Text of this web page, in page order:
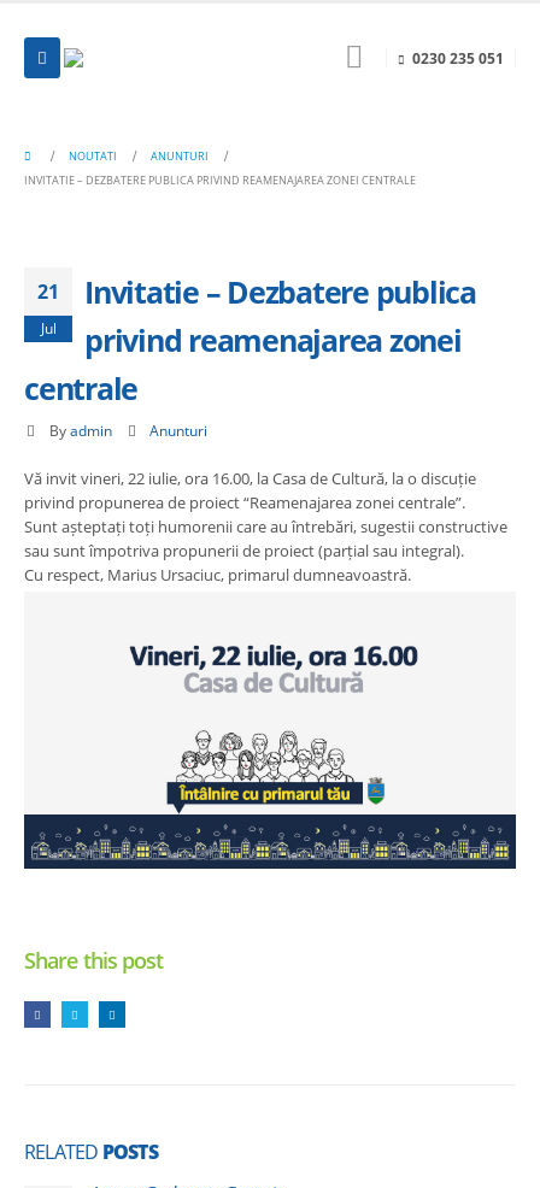
0230 235 051
NOUTATI
ANUNTURI
INVITATIE – DEZBATERE PUBLICA PRIVIND REAMENAJAREA ZONEI CENTRALE
21
Jul
Invitatie – Dezbatere publica
privind reamenajarea zonei
centrale
By admin Anunturi
Vă invit vineri, 22 iulie, ora 16.00, la Casa de Cultură, la o discuție
privind propunerea de proiect “Reamenajarea zonei centrale”.
Sunt așteptați toți humorenii care au întrebări, sugestii constructive
sau sunt împotriva propunerii de proiect (parțial sau integral).
Cu respect, Marius Ursaciuc, primarul dumneavoastră.
Share this post
RELATED POSTS